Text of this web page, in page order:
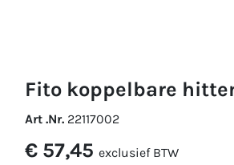
fito koppelbare
Art .Nr. 22117002
€ 57,45 exclusief BTW